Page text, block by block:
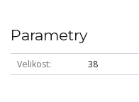
Parametry
Velikost 38